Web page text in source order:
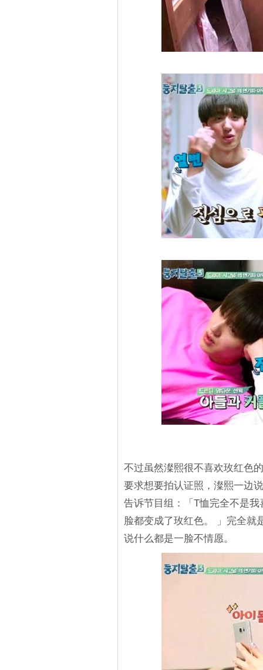
不过虽然澯熙很不喜欢玫红色
要求想要拍认证照，澯熙一边
告诉节目组：「T恤完全不是
脸都变成了玫红色。 」完全就
说什么都是一脸不情愿。